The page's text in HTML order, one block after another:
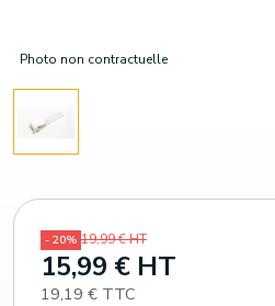
Photo non contractuelle
- 20% 19,99 € HT
15,99 € HT
19,19 € TTC